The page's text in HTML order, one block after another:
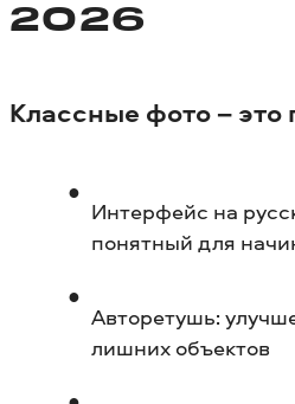
2026
Классные фото – это
Интерфейс на
понятный для
Авторетушь:
лишних объектов